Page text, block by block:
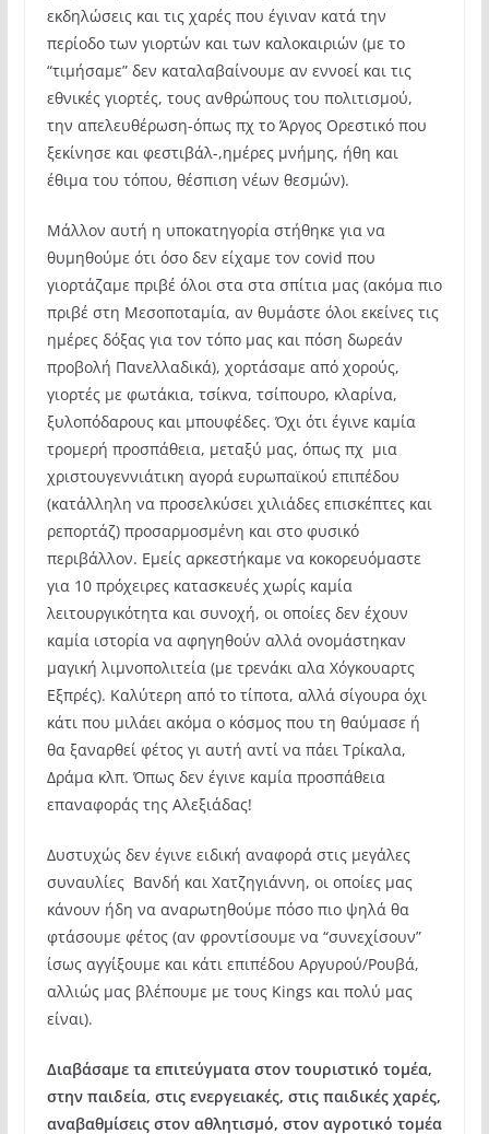
εκδηλώσεις και τις χαρές που έγιναν κατά την
περίοδο των γιορτών και των καλοκαιριών (με το
“τιμήσαμε” δεν καταλαβαίνουμε αν εννοεί και τις
εθνικές γιορτές, τους ανθρώπους του πολιτισμού,
την απελευθέρωση-όπως πχ το Άργος Ορεστικό που
ξεκίνησε και φεστιβάλ-,ημέρες μνήμης, ήθη και
έθιμα του τόπου, θέσπιση νέων θεσμών).
Μάλλον αυτή η υποκατηγορία στήθηκε για να
θυμηθούμε ότι όσο δεν είχαμε τον covid που
γιορτάζαμε πριβέ όλοι στα στα σπίτια μας (ακόμα πιο
πριβέ στη Μεσοποταμία, αν θυμάστε όλοι εκείνες τις
ημέρες δόξας για τον τόπο μας και πόση δωρεάν
προβολή Πανελλαδικά), χορτάσαμε από χορούς,
γιορτές με φωτάκια, τσίκνα, τσίπουρο, κλαρίνα,
ξυλοπόδαρους και μπουφέδες. Όχι ότι έγινε καμία
τρομερή προσπάθεια, μεταξύ μας, όπως πχ μια
χριστουγεννιάτικη αγορά ευρωπαϊκού επιπέδου
(κατάλληλη να προσελκύσει χιλιάδες επισκέπτες και
ρεπορτάζ) προσαρμοσμένη και στο φυσικό
περιβάλλον. Εμείς αρκεστήκαμε να κοκορευόμαστε
για 10 πρόχειρες κατασκευές χωρίς καμία
λειτουργικότητα και συνοχή, οι οποίες δεν έχουν
καμία ιστορία να αφηγηθούν αλλά ονομάστηκαν
μαγική λιμνοπολιτεία (με τρενάκι αλα Χόγκουαρτς
Εξπρές). Καλύτερη από το τίποτα, αλλά σίγουρα όχι
κάτι που μιλάει ακόμα ο κόσμος που τη θαύμασε ή
θα ξαναρθεί φέτος γι αυτή αντί να πάει Τρίκαλα,
Δράμα κλπ. Όπως δεν έγινε καμία προσπάθεια
επαναφοράς της Αλεξιάδας!
Δυστυχώς δεν έγινε ειδική αναφορά στις μεγάλες
συναυλίες Βανδή και Χατζηγιάννη, οι οποίες μας
κάνουν ήδη να αναρωτηθούμε πόσο πιο ψηλά θα
φτάσουμε φέτος (αν φροντίσουμε να “συνεχίσουν”
ίσως αγγίξουμε και κάτι επιπέδου Αργυρού/Ρουβά,
αλλιώς μας βλέπουμε με τους Kings και πολύ μας
είναι).
Διαβάσαμε τα επιτεύγματα στον τουριστικό τομέα,
στην παιδεία, στις ενεργειακές, στις παιδικές χαρές,
αναβαθμίσεις στον αθλητισμό, στον αγροτικό τομέα